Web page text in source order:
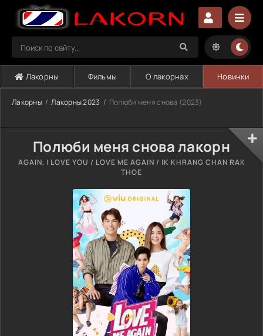
Лакорны Фильмы О лакорнах Новинки
Лакорны Лакорны 2023 Полюби меня снова (2023)
Полюби меня снова лакорн
AGAIN, I LOVE YOU / LOVE ME AGAIN / IK KHRANG CHAN RAK
THOE